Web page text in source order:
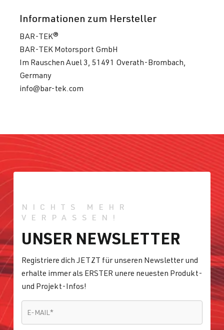
Informationen zum Hersteller
BAR-TEK®
BAR-TEK Motorsport GmbH
Im Rauschen Auel 3, 51491 Overath-Brombach,
Germany
info@bar-tek.com
NICHTS MEHR
VERPASSEN!
UNSER NEWSLETTER
Registriere dich JETZT für unseren Newsletter und
erhalte immer als ERSTER unere neuesten Produkt-
und Projekt-Infos!
E-MAIL *